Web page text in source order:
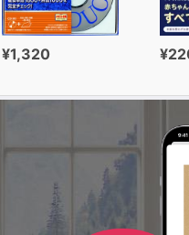
¥1,320